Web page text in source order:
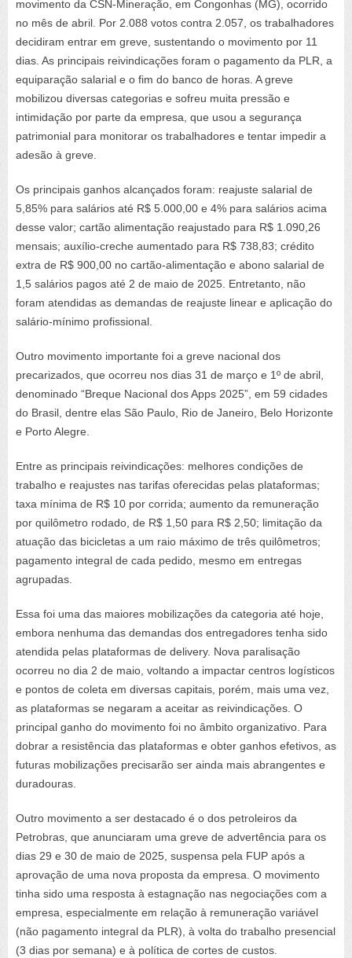
movimento da CSN-Mineração, em Congonhas (MG), ocorrido
no mês de abril. Por 2.088 votos contra 2.057, os trabalhadores
decidiram entrar em greve, sustentando o movimento por 11
dias. As principais reivindicações foram o pagamento da PLR, a
equiparação salarial e o fim do banco de horas. A greve
mobilizou diversas categorias e sofreu muita pressão e
intimidação por parte da empresa, que usou a segurança
patrimonial para monitorar os trabalhadores e tentar impedir a
adesão à greve.
Os principais ganhos alcançados foram: reajuste salarial de
5,85% para salários até R$ 5.000,00 e 4% para salários acima
desse valor; cartão alimentação reajustado para R$ 1.090,26
mensais; auxílio-creche aumentado para R$ 738,83; crédito
extra de R$ 900,00 no cartão-alimentação e abono salarial de
1,5 salários pagos até 2 de maio de 2025. Entretanto, não
foram atendidas as demandas de reajuste linear e aplicação do
salário-mínimo profissional.
Outro movimento importante foi a greve nacional dos
precarizados, que ocorreu nos dias 31 de março e 1º de abril,
denominado “Breque Nacional dos Apps 2025”, em 59 cidades
do Brasil, dentre elas São Paulo, Rio de Janeiro, Belo Horizonte
e Porto Alegre.
Entre as principais reivindicações: melhores condições de
trabalho e reajustes nas tarifas oferecidas pelas plataformas;
taxa mínima de R$ 10 por corrida; aumento da remuneração
por quilômetro rodado, de R$ 1,50 para R$ 2,50; limitação da
atuação das bicicletas a um raio máximo de três quilômetros;
pagamento integral de cada pedido, mesmo em entregas
agrupadas.
Essa foi uma das maiores mobilizações da categoria até hoje,
embora nenhuma das demandas dos entregadores tenha sido
atendida pelas plataformas de delivery. Nova paralisação
ocorreu no dia 2 de maio, voltando a impactar centros logísticos
e pontos de coleta em diversas capitais, porém, mais uma vez,
as plataformas se negaram a aceitar as reivindicações. O
principal ganho do movimento foi no âmbito organizativo. Para
dobrar a resistência das plataformas e obter ganhos efetivos, as
futuras mobilizações precisarão ser ainda mais abrangentes e
duradouras.
Outro movimento a ser destacado é o dos petroleiros da
Petrobras, que anunciaram uma greve de advertência para os
dias 29 e 30 de maio de 2025, suspensa pela FUP após a
aprovação de uma nova proposta da empresa. O movimento
tinha sido uma resposta à estagnação nas negociações com a
empresa, especialmente em relação à remuneração variável
(não pagamento integral da PLR), à volta do trabalho presencial
(3 dias por semana) e à política de cortes de custos.